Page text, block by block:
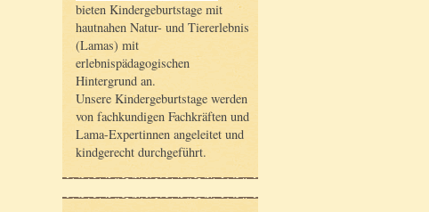
bieten Kindergeburtstage mit
hautnahen Natur- und Tiererlebnis
(Lamas) mit
erlebnispädagogischen
Hintergrund an.
Unsere Kindergeburtstage werden
von fachkundigen Fachkräften und
Lama-Expertinnen angeleitet und
kindgerecht durchgeführt.